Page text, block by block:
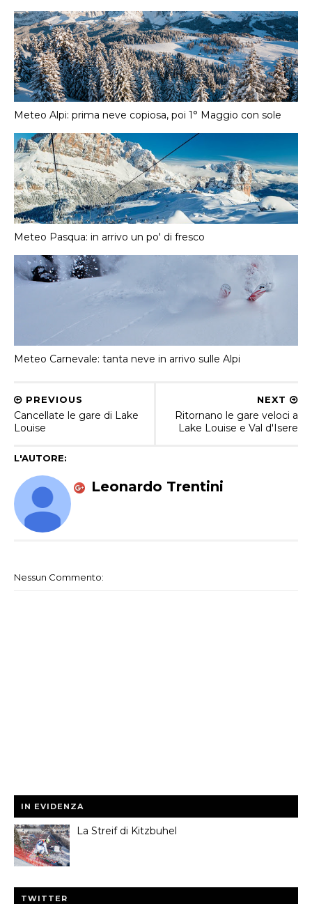
Meteo Alpi: prima neve copiosa, poi 1° Maggio con sole
Meteo Pasqua: in arrivo un po' di fresco
Meteo Carnevale: tanta neve in arrivo sulle Alpi
NEXT
Ritornano le gare veloci a
Lake Louise e Val d'Isere
PREVIOUS
Cancellate le gare di Lake
Louise
L'AUTORE:
Leonardo Trentini
Nessun Commento:
IN EVIDENZA
La Streif di Kitzbuhel
TWITTER